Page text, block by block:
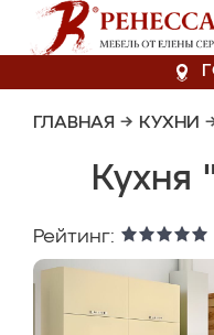
ГЛАВНАЯ → КУХНИ
Кухня
Рейтинг: